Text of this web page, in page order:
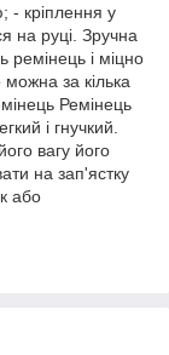
- кріплення у
на руці. Зручна
ремінець і міцно
можна за кілька
Ремінець
і гнучкий.
вагу його
на зап'ястку
або